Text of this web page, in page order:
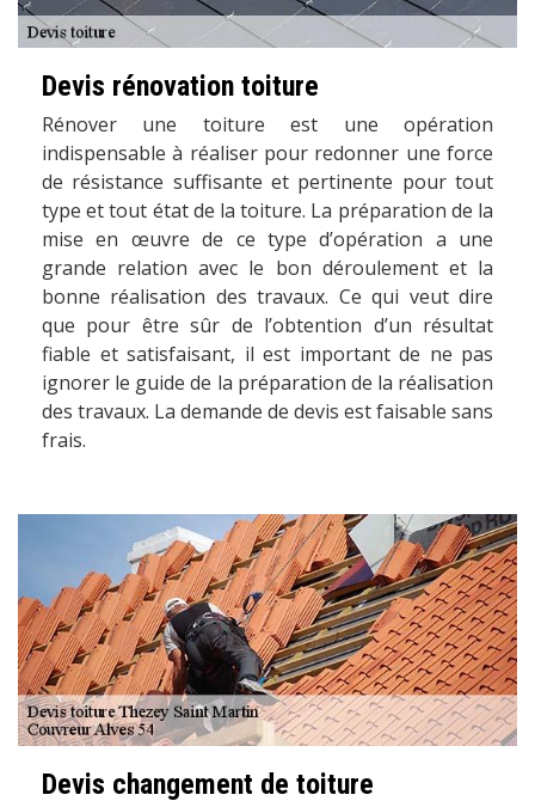
Devis rénovation toiture
Rénover une toiture est une opération
indispensable à réaliser pour redonner une force
de résistance suffisante et pertinente pour tout
type et tout état de la toiture. La préparation de la
mise en œuvre de ce type d’opération a une
grande relation avec le bon déroulement et la
bonne réalisation des travaux. Ce qui veut dire
que pour être sûr de l’obtention d’un résultat
fiable et satisfaisant, il est important de ne pas
ignorer le guide de la préparation de la réalisation
des travaux. La demande de devis est faisable sans
frais.
Devis changement de toiture